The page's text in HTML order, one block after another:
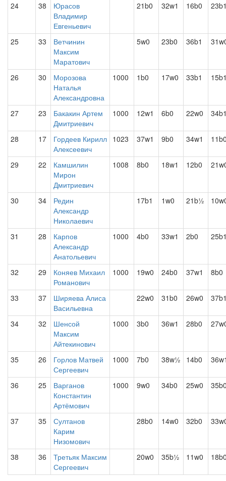
24 38
Юрасов
Владимир
Евгеньевич
21b0 32w1 16b0
25 33
Ветчинин
Максим
Маратович
5w0 23b0 36b1
26 30
Морозова
Наталья
Александровна
1000 1b0 17w0 33b1
27 23
Бакакин Артем
Дмитриевич
1000 12w1 6b0 22w0
28 17
Гордеев Кирилл
Алексеевич
1023 37w1 9b0 34w1
29 22
Камшилин
Мирон
Дмитриевич
1008 8b0 18w1 12b0
30 34
Редин
Александр
Николаевич
17b1 1w0 21b½
31 28
Карпов
Александр
Анатольевич
1000 4b0 33w1 2b0
32 29
Коняев Михаил
Романович
1000 19w0 24b0 37w1 8b0
33 37
Ширяева Алиса
Васильевна
22w0 31b0 26w0
34 32
Шенсой
Максим
Айтекинович
1000 3b0 36w1 28b0
35 26
Горлов Матвей
Сергеевич
1000 7b0 38w½ 14b0
36 25
Варганов
Константин
Артёмович
1000 9w0 34b0 25w0
37 35
Султанов
Карим
Низомович
28b0 14w0 32b0
38 36
Третьяк Максим
Сергеевич
20w0 35b½ 11w0